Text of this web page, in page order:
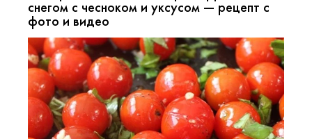
снегом с чесноком и уксусом — рецепт с
фото и видео